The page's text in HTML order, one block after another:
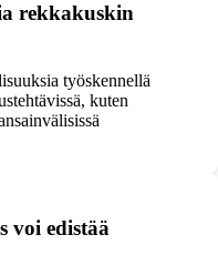
rekkakuskin
työskennellä
kuten
voi edistää